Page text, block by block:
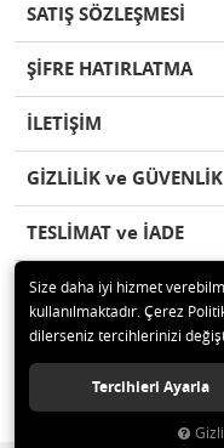
SATIŞ SÖZLEŞMESİ
ŞİFRE HATIRLATMA
İLETİŞİM
GİZLİLİK ve GÜVENLİK
TESLİMAT ve İADE
© 2020
Size daha iyi hizmet
kullanılmaktadır. Çerez
dilerseniz tercihlerinizi
Tercihleri Ayarla